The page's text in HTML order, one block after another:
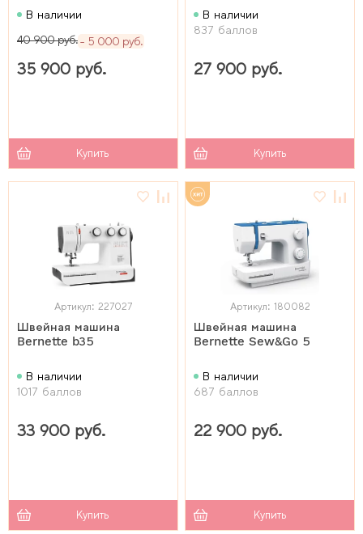
В наличии
40 900 руб.
5 000 руб.
35 900 руб.
Купить
В наличии
837 баллов
27 900 руб.
Купить
Артикул: 227027
Швейная машина
Bernette b35
В наличии
1017 баллов
33 900 руб.
Купить
Артикул: 180082
Швейная машина
Bernette Sew&Go 5
В наличии
687 баллов
22 900 руб.
Купить